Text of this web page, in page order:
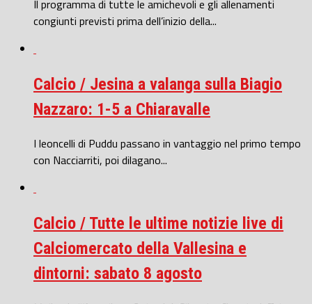
Il programma di tutte le amichevoli e gli allenamenti
congiunti previsti prima dell’inizio della...
Calcio / Jesina a valanga sulla Biagio
Nazzaro: 1-5 a Chiaravalle
I leoncelli di Puddu passano in vantaggio nel primo tempo
con Nacciarriti, poi dilagano...
Calcio / Tutte le ultime notizie live di
Calciomercato della Vallesina e
dintorni: sabato 8 agosto